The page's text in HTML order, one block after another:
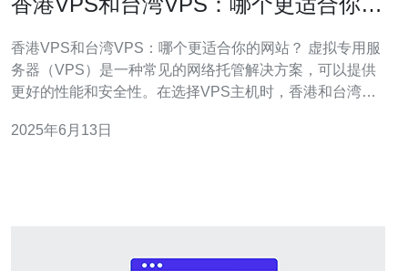
香港VPS和台湾VPS：哪个更适合你的网站？ 虚拟专用服
务器（VPS）是一种常见的网络托管解决方案，可以提供
更好的性能和安全性。在选择VPS主机时，香港和台湾都
帮助您选择适合您网站的最佳选择。 香港VPS通常以其优
2025年6月13日